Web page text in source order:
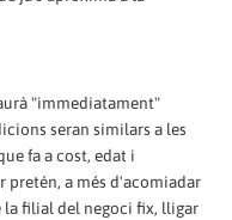
"immediatament"
seran similars a les
fa a cost, edat i
a més d'acomiadar
filial del negoci fix, lligar